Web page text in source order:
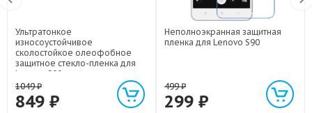
Ультратонкое
износоустойчивое
сколостойкое олеофобное
защитное стекло-пленка для
Lenovo S90
1049₽
849 ₽
Неполноэкранная защитная
пленка для Lenovo S90
499₽
299 ₽